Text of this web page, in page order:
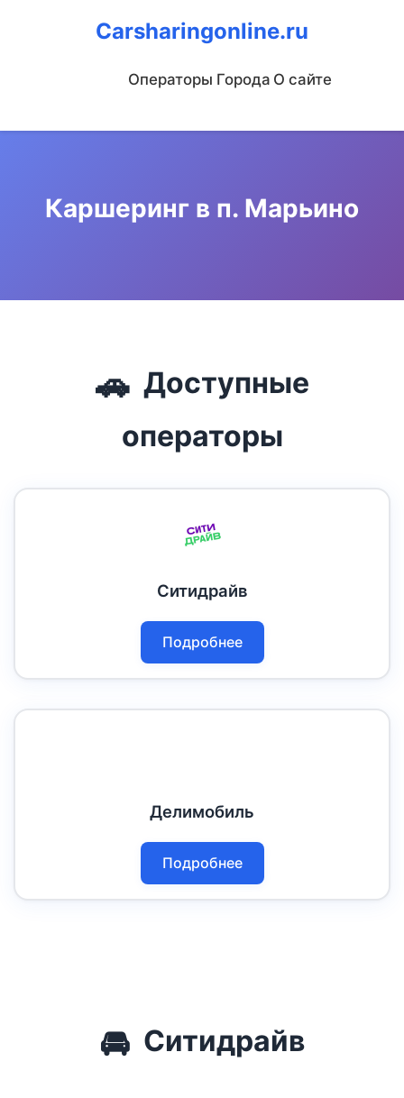
Carsharingonline.ru
Операторы Города О сайте
Каршеринг в п. Марьино
🚗 Доступные
операторы
Ситидрайв
Подробнее
Делимобиль
Подробнее
🚘 Ситидрайв